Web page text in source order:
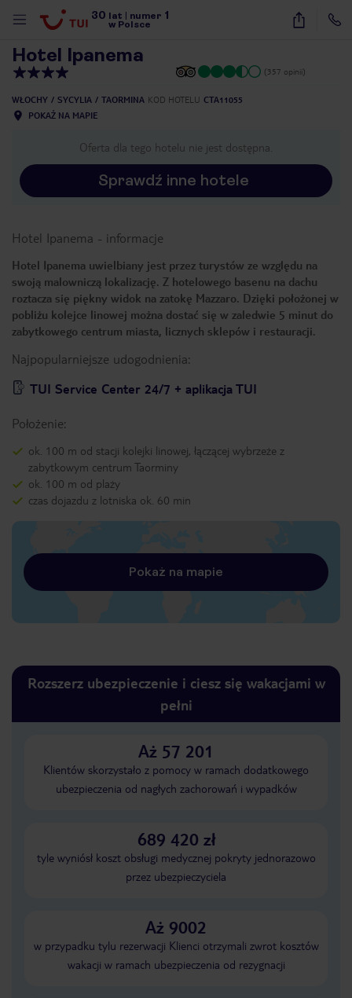
30 lat numer 1
w Polsce
11
Hotel Ipanema
(357 opinii)
WŁOCHY SYCYLIA TAORMINA KOD HOTELU CTA11055
POKAŻ NA MAPIE
Oferta dla tego hotelu nie jest dostępna.
Sprawdź inne hotele
Hotel Ipanema - informacje
Hotel Ipanema uwielbiany jest przez turystów ze względu na
swoją malowniczą lokalizację. Z hotelowego basenu na dachu
roztacza się piękny widok na zatokę Mazzaro. Dzięki położonej w
pobliżu kolejce linowej można dostać się w zaledwie 5 minut do
zabytkowego centrum miasta, licznych sklepów i restauracji.
Najpopularniejsze udogodnienia:
TUI Service Center 24/7 + aplikacja TUI
Położenie:
ok. 100 m od stacji kolejki linowej, łączącej wybrzeże z
zabytkowym centrum Taorminy
ok. 100 m od plaży
czas dojazdu z lotniska ok. 60 min
Pokaż na mapie
Rozszerz ubezpieczenie i ciesz się wakacjami w
pełni
Aż 57 201
Klientów skorzystało z pomocy w ramach dodatkowego
ubezpieczenia od nagłych zachorowań i wypadków
689 420 zł
tyle wyniósł koszt obsługi medycznej pokryty jednorazowo
przez ubezpieczyciela
Aż 9002
w przypadku tylu rezerwacji Klienci otrzymali zwrot kosztów
wakacji w ramach ubezpieczenia od rezygnacji